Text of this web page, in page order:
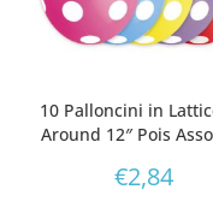
10 Palloncini in
Around 12″ Pois
€2,84